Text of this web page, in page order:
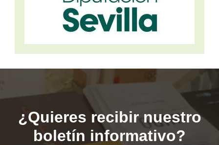
¿Quieres recibir nuestro
boletín informativo?